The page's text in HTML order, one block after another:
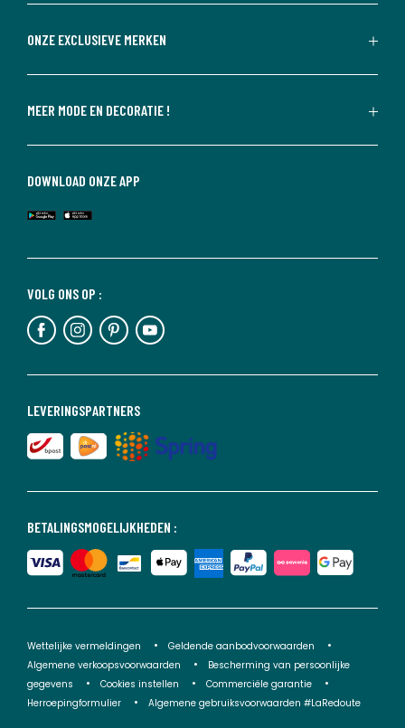
ONZE EXCLUSIEVE MERKEN
MEER MODE EN DECORATIE !
BETALINGSMOGELIJKHEDEN :
LEVERINGSPARTNERS
VOLG ONS OP :
DOWNLOAD ONZE APP
Wettelijke vermeldingen
Geldende aanbodvoorwaarden
Algemene verkoopsvoorwaarden
Bescherming van persoonlijke
gegevens
Cookies instellen
Commerciële garantie
Herroepingformulier
Algemene gebruiksvoorwaarden #LaRedoute